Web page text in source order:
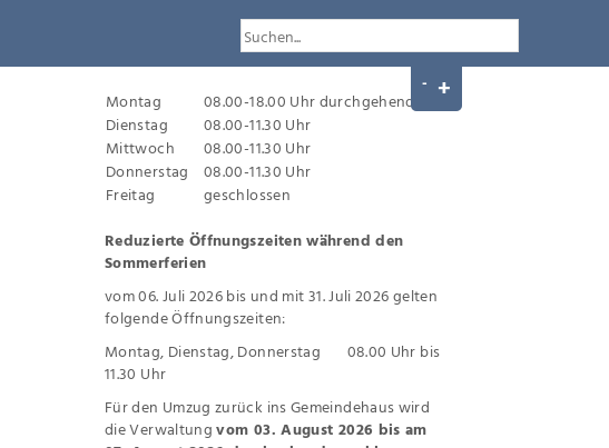
Montag
08.00-18.00 Uhr durchgehend
Dienstag
08.00-11.30 Uhr
Mittwoch
08.00-11.30 Uhr
Donnerstag
08.00-11.30 Uhr
Freitag
geschlossen
Reduzierte Öffnungszeiten während den
Sommerferien
vom 06. Juli 2026 bis und mit 31. Juli 2026 gelten
folgende Öffnungszeiten:
Montag, Dienstag, Donnerstag 08.00 Uhr bis
11.30 Uhr
Für den Umzug zurück ins Gemeindehaus wird
die Verwaltungvom 03. August 2026 bis am